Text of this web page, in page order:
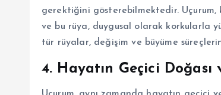
gerektiğini gösterebilmektedir. Uçurum,
ve bu rüya, duygusal olarak korkularla
tür rüyalar, değişim ve büyüme
4. Hayatın Geçici Doğası